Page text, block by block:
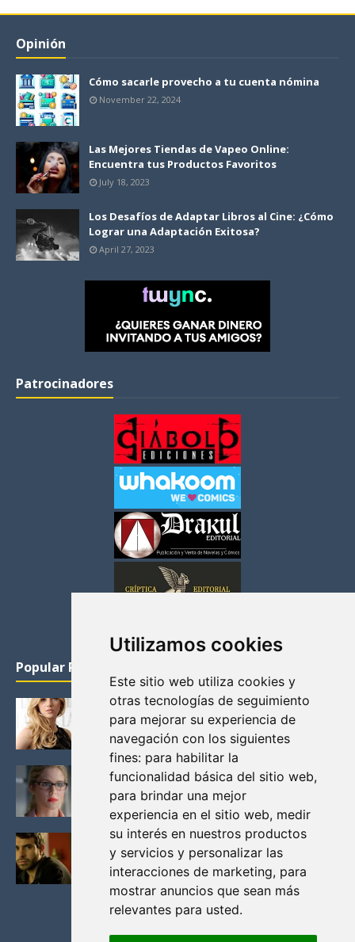
Utilizamos cookies
Este sitio web utiliza cookies y
otras tecnologías de seguimiento
para mejorar su experiencia de
navegación con los siguientes
fines: para habilitar la
funcionalidad básica del sitio web,
para brindar una mejor
experiencia en el sitio web, medir
su interés en nuestros productos
y servicios y personalizar las
interacciones de marketing, para
mostrar anuncios que sean más
relevantes para usted.
Opinión
Cómo sacarle provecho a tu cuenta nómina
November 22, 2024
Las Mejores Tiendas de Vapeo Online:
Encuentra tus Productos Favoritos
July 18, 2023
Los Desafíos de Adaptar Libros al Cine: ¿Cómo
Lograr una Adaptación Exitosa?
April 27, 2023
Patrocinadores
Popular Posts
KATHERYN WINNICK: LA ACTRIZ MAS GUAPA DE
VIKINGOS
Junio 14, 2013
FELICITY (EMILY BETT RICKARDS), LAS FOTOS
MAS BONITAS DE LA ALIADA DE ARROW
Noviembre 30, 2013
BLACK MIRROR: TODA TU HISTORIA. EPISODIO 3.
LA CRITICA
Mayo 17, 2012